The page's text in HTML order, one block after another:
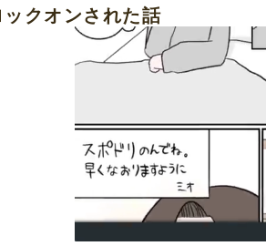
クオンされた話